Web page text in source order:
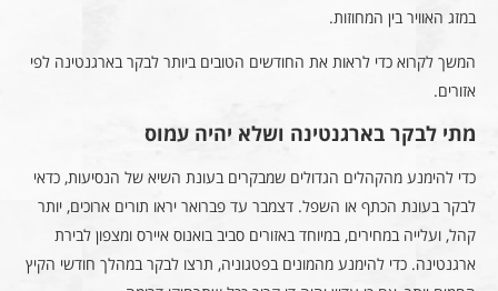
במזג האוויר בין המחוזות.
המשך לקרוא כדי לראות את החודשים הטובים ביותר לבקר בארגנטינה לפי
אזורים.
מתי לבקר בארגנטינה ושלא יהיה עמוס
כדי להימנע מהקהלים הגדולים שמבקרים בעונת השיא של הנסיעות, כדאי
לבקר בעונת הכתף או השפל. דצמבר עד פברואר יראו תורים ארוכים, יותר
קהל, ועלייה במחירים, במיוחד באזורים סביב בואנוס איירס ומצפון לבירת
ארגנטינה. כדי להימנע מהמונים בפטגוניה, תרצו לבקר במהלך חודשי הקיץ